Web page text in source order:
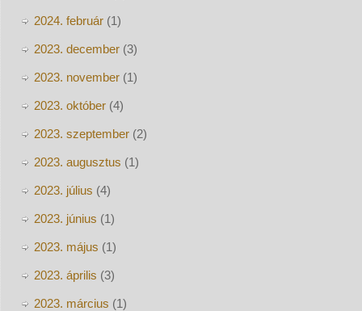
2024. február(1)
2023. december(3)
2023. november(1)
2023. október(4)
2023. szeptember(2)
2023. augusztus (1)
2023. július (4)
2023. június (1)
2023. május (1)
2023. április (3)
2023. március (1)